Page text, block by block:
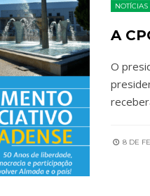
NOTÍCIAS
A
O
8 DE